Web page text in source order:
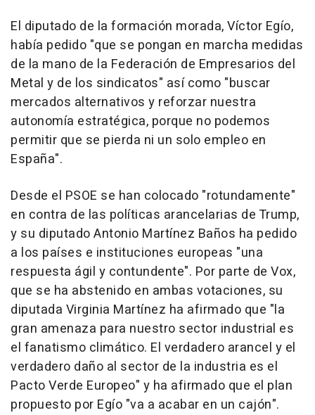
El diputado de la formación morada, Víctor Egío,
había pedido "que se pongan en marcha medidas
de la mano de la Federación de Empresarios del
Metal y de los sindicatos" así como "buscar
mercados alternativos y reforzar nuestra
autonomía estratégica, porque no podemos
permitir que se pierda ni un solo empleo en
España".
Desde el PSOE se han colocado "rotundamente"
en contra de las políticas arancelarias de Trump,
y su diputado Antonio Martínez Baños ha pedido
a los países e instituciones europeas "una
respuesta ágil y contundente". Por parte de Vox,
que se ha abstenido en ambas votaciones, su
diputada Virginia Martínez ha afirmado que "la
gran amenaza para nuestro sector industrial es
el fanatismo climático. El verdadero arancel y el
verdadero daño al sector de la industria es el
Pacto Verde Europeo" y ha afirmado que el plan
propuesto por Egío "va a acabar en un cajón".